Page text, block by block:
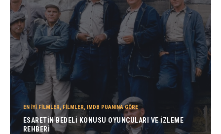
EN İYI FILMLER FILMLER IMDB PUANINA GÖRE
ESARETIN BEDELI KONUSU OYUNCULARI VE İZLEME
REHBERI